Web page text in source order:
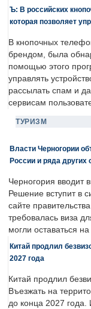
Ъ: В российских
которая позволяет
В кнопочных
брендом, была
помощью этого
управлять
рассылать спам и
сервисам
ТУРИЗМ
Власти Черногории
России и ряда других
Черногория вводит
Решение вступит в
сайте
требовалась виза
могли оставаться
Китай продлил
2027 года
Китай продлил
Въезжать на
до конца 2027